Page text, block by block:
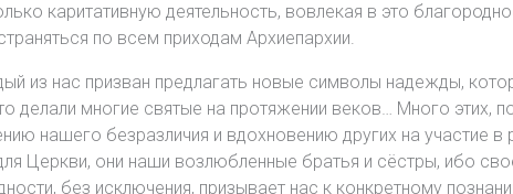
каритативную деятельность, вовлекая в это
по всем приходам Архиепархии.
из нас призван предлагать новые символы надежды,
делали многие святые на протяжении веков… Много этих,
нашего безразличия и вдохновению других на участие в
Церкви, они наши возлюбленные братья и сёстры, ибо
без исключения, призывает нас к конкретному